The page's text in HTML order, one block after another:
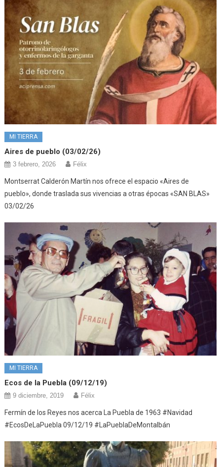
MI TIERRA
Aires de pueblo (03/02/26)
3 febrero, 2026 Félix
Montserrat Calderón Martín nos ofrece el espacio «Aires de
pueblo», donde traslada sus vivencias a otras épocas «SAN BLAS»
03/02/26
MI TIERRA
Ecos de la Puebla (09/12/19)
9 diciembre, 2019 Félix
Fermín de los Reyes nos acerca La Puebla de 1963 #Navidad
#EcosDeLaPuebla 09/12/19 #LaPueblaDeMontalbán